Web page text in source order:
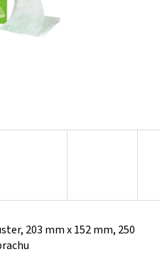
203 mm x 152 mm, 250